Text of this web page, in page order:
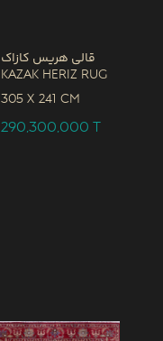
قالی هریس کازاک
Kazak Heriz Rug
305 x 241 CM
290,300,000T